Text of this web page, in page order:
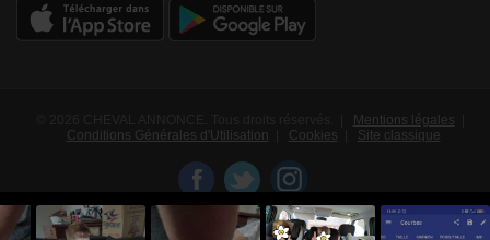
Mentions légales
Conditions Générales d'Utilisation
Cookies Site classique